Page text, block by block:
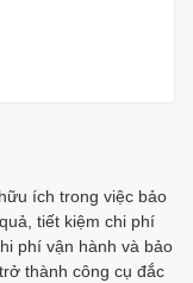
ích trong việc bảo
tiết kiệm chi phí
phí vận hành và bảo
thành công cụ đắc